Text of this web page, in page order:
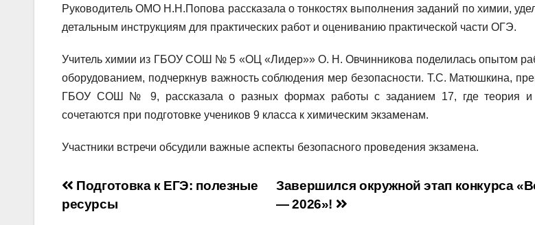
Руководитель ОМО Н.Н.Попова рассказала о тонкостях выполнения заданий по химии,
детальным инструкциям для практических работ и оцениванию практической части ОГЭ.
Учитель химии из ГБОУ СОШ № 5 «ОЦ «Лидер»» О. Н. Овчинникова поделилась опытом
оборудованием, подчеркнув важность соблюдения мер безопасности. Т.С. Матюшкина,
ГБОУ СОШ № 9, рассказала о разных формах работы с заданием 17, где теория и
сочетаются при подготовке учеников 9 класса к химическим экзаменам.
Участники встречи обсудили важные аспекты безопасного проведения экзамена.
Навигация
по
Завершился окружной этап конкурса
— 2026»!
Подготовка к ЕГЭ: полезные
ресурсы